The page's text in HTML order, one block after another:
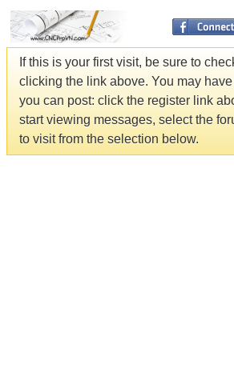
If this is your first visit, be sure to
clicking the link above. You may
you can post: click the register link
start viewing messages, select the
to visit from the selection below.